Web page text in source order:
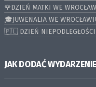
🌹DZIEŃ MATKI WE
🎓JUWENALIA WE
🇵🇱 DZIEŃ NIEPODLEGŁOŚCI
JAK DODAĆ WYDARZENIE